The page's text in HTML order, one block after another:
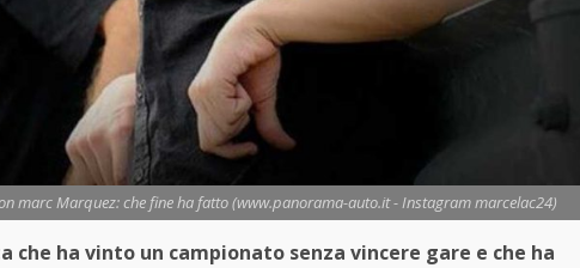
marc Marquez: che fine ha fatto (www.panorama-auto.it - Instagram marcelac24)
ha vinto un campionato senza vincere gare e che ha